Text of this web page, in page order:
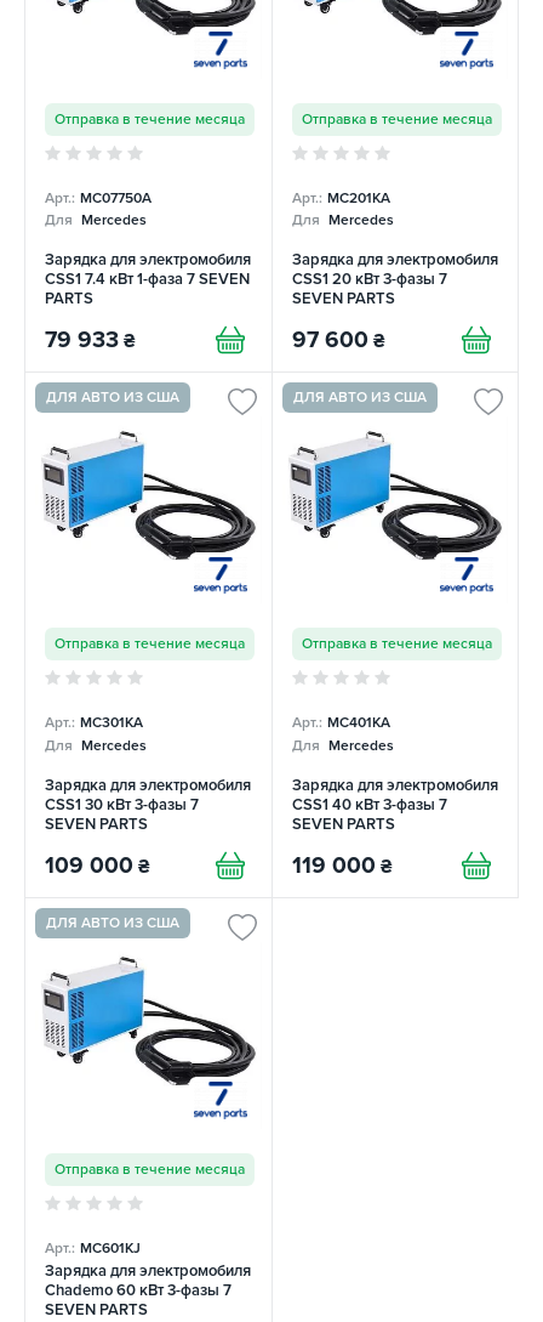
Отправка в течение месяца
Арт.: MC07750A
Для Mercedes
Зарядка для электромобиля
CSS1 7.4 кВт 1-фаза 7 SEVEN
PARTS
79 933 ₴
Отправка в течение месяца
Арт.: MC201KA
Для Mercedes
Зарядка для электромобиля
CSS1 20 кВт 3-фазы 7
SEVEN PARTS
97 600 ₴
ДЛЯ АВТО ИЗ США
Отправка в течение месяца
Арт.: MC301KA
Для Mercedes
Зарядка для электромобиля
CSS1 30 кВт 3-фазы 7
SEVEN PARTS
109 000 ₴
ДЛЯ АВТО ИЗ США
Отправка в течение месяца
Арт.: MC401KA
Для Mercedes
Зарядка для электромобиля
CSS1 40 кВт 3-фазы 7
SEVEN PARTS
119 000 ₴
ДЛЯ АВТО ИЗ США
Отправка в течение месяца
Арт.: MC601KJ
Зарядка для электромобиля
Chademo 60 кВт 3-фазы 7
SEVEN PARTS